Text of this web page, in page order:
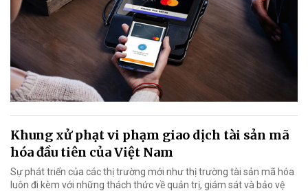
Khung xử phạt vi phạm giao dịch tài sản mã
hóa đầu tiên của Việt Nam
Sự phát triển của các thị trường mới như thị trường tài sản mã hóa
luôn đi kèm với những thách thức về quản trị, giám sát và bảo vệ